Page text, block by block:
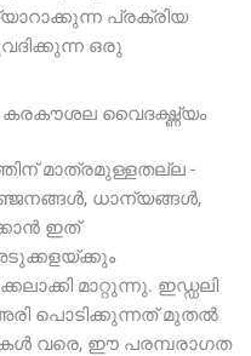
പ്രക്രിയ
ഒരു
വൈദഗ്ദ്ധ്യം
മാത്രമുള്ളതല്ല -
ധാന്യങ്ങൾ,
ഇത്
മാറ്റുന്നു. ഇഡ്ഡലി
പൊടിക്കുന്നത് മുതൽ
വരെ, ഈ പരമ്പരാഗത